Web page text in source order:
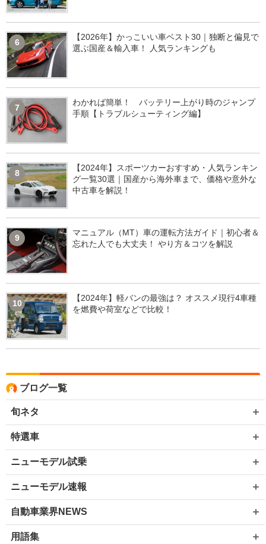
6
【2026年】かっこいい車ベスト30｜独断と偏見で
選ぶ国産＆輸入車！ 人気ランキングも
7
わかれば簡単！ バッテリー上がり時のジャンプ
手順【トラブルシューティング編】
8
【2024年】スポーツカーおすすめ・人気ランキン
グ一覧30選｜国産から海外車まで、価格や意外な
中古車を解説！
9
マニュアル（MT）車の運転方法ガイド｜初心者＆
忘れた人でも大丈夫！ やり方＆コツを解説
10
【2024年】軽バンの最強は？ オススメ現行4車種
を燃費や荷室などで比較！
ブログ一覧
旬ネタ
特選車
ニューモデル試乗
ニューモデル速報
自動車業界NEWS
用語集